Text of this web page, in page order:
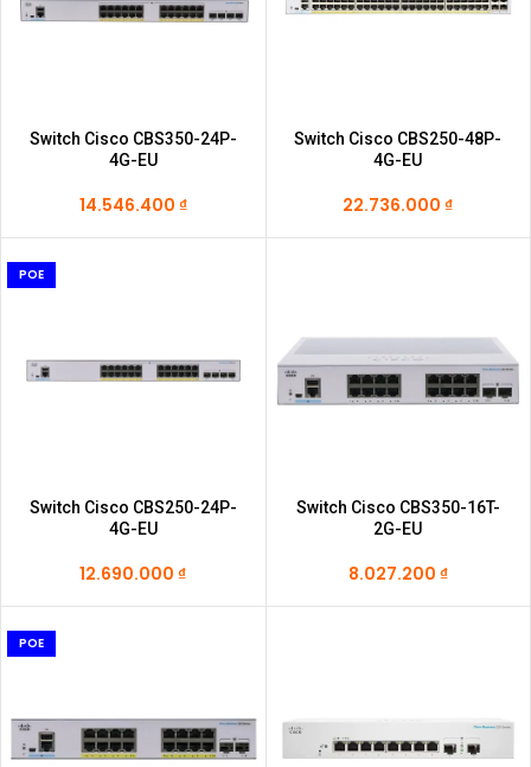
Switch Cisco CBS350-24P-
4G-EU
14.546.400 ₫
Switch Cisco CBS250-48P-
4G-EU
22.736.000₫
POE
Switch Cisco CBS250-24P-
4G-EU
12.690.000₫
Switch Cisco CBS350-16T-
2G-EU
8.027.200 ₫
POE